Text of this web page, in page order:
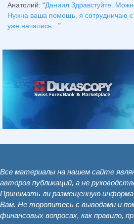
Анатолий: “Даниил Здравстуйте.
Нужна ваша помощь, я сотрудничаю
уже начались… ”
Все материалы на нашем сайте
авторов публикаций, а не
Принимать ли размещенную
Вам. Не торопитесь с выводами и
финансовых вопросах, как правило,